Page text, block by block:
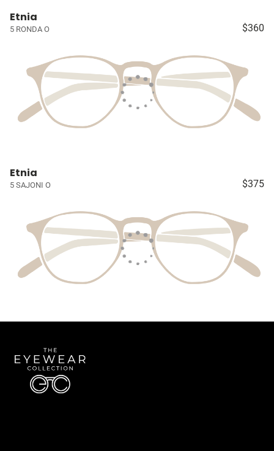
Etnia
5 RONDA O $360
Etnia
5 SAJONI O $375